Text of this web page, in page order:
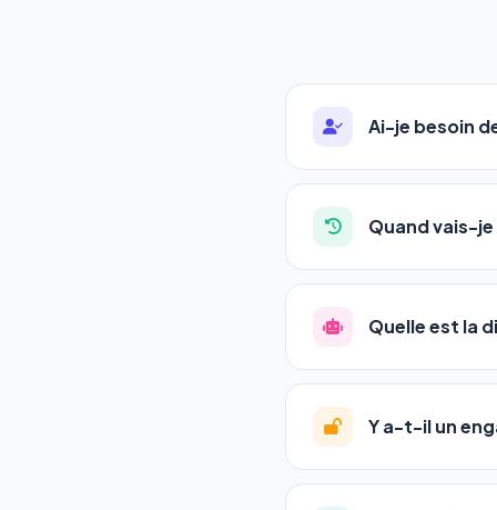
Ai-je besoin
Absolument pas.
auto-entrepreneurs,
l'adresse de votre
Quand vais-
La plupart de nos
progression
votre tableau de bord.
Quelle est la
LeSEO(Search
GEO(Generative
Gemini et Perplexity
deux simultanément
Y a-t-il un
Aucun engagement.